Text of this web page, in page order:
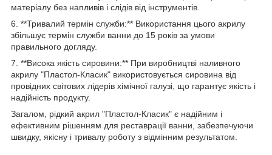
матеріалу без напливів і слідів від інструментів.
6. **Тривалий термін служби:** Використання цього акрилу
збільшує термін служби ванни до 15 років за умови
правильного догляду.
7. **Висока якість сировини:** При виробництві наливного
акрилу "Пластол-Класик" використовується сировина від
провідних світових лідерів хімічної галузі, що гарантує якість і
надійність продукту.
Загалом, рідкий акрил "Пластол-Класик" є надійним і
ефективним рішенням для реставрації ванни, забезпечуючи
швидку, якісну і тривалу роботу з відмінним результатом.